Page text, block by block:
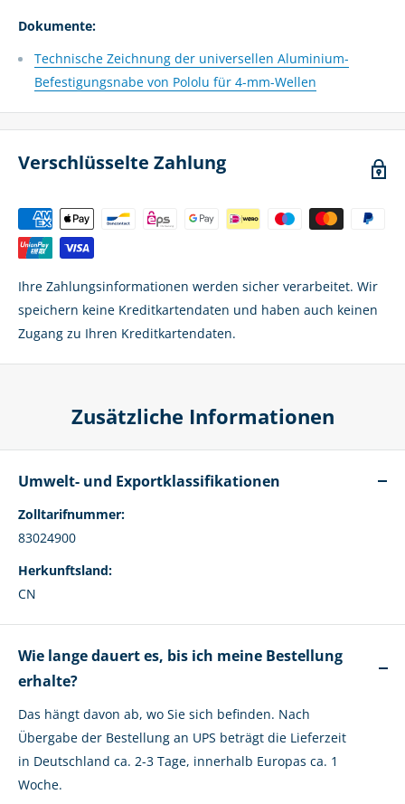
Dokumente:
Technische Zeichnung der universellen Aluminium-
Befestigungsnabe von Pololu für 4-mm-Wellen
Verschlüsselte Zahlung
Ihre Zahlungsinformationen werden sicher verarbeitet. Wir
speichern keine Kreditkartendaten und haben auch keinen
Zugang zu Ihren Kreditkartendaten.
Zusätzliche Informationen
Umwelt- und Exportklassifikationen
Zolltarifnummer:
83024900
Herkunftsland:
CN
Wie lange dauert es, bis ich meine Bestellung
erhalte?
Das hängt davon ab, wo Sie sich befinden. Nach
Übergabe der Bestellung an UPS beträgt die Lieferzeit
in Deutschland ca. 2-3 Tage, innerhalb Europas ca. 1
Woche.